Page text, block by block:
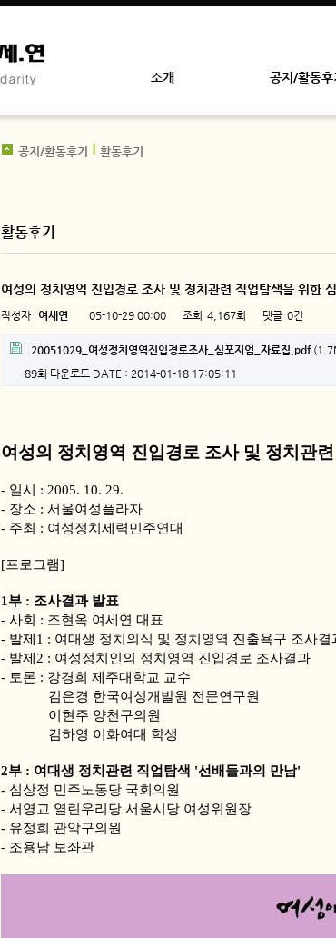
소개 공지/활동후
공지/활동후기 활동후기
활동후기
여성의 정치영억 진입경로 조사 및 정치관련 직업탐색을 위한
페이지 정보
작성자 여세연 05-10-29 00:00 조회 4,167회 댓글 0건
첨부파일
20051029_여성정치영역진입경로조사_심포지엄_자료집.pdf
89회 다운로드 DATE : 2014-01-18 17:05:11
여성의 정치영역 진입경로 조사 및 정치관
- 일시 : 2005. 10. 29.
- 장소 : 서울여성플라자
- 주최 : 여성정치세력민주연대
[프로그램]
1부 : 조사결과 발표
- 사회 : 조현옥 여세연 대표
- 발제1 : 여대생 정치의식 및 정치영역 진출욕구 조사결
- 발제2 : 여성정치인의 정치영역 진입경로 조사결과
- 토론 : 강경희 제주대학교 교수
김은경 한국여성개발원 전문연구원
이현주 양천구의원
김하영 이화여대 학생
2부 : 여대생 정치관련 직업탐색 '선배들과의 만남'
- 심상정 민주노동당 국회의원
- 서영교 열린우리당 서울시당 여성위원장
- 유정희 관악구의원
- 조용남 보좌관